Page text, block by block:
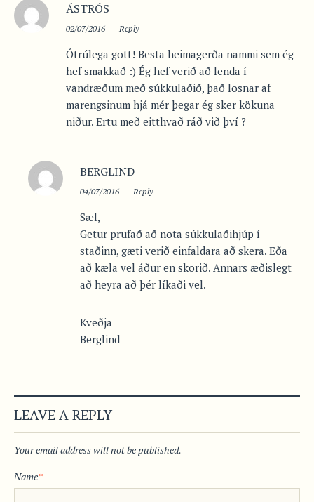
ÁSTRÓS
02/07/2016 Reply
Ótrúlega gott! Besta heimagerða nammi sem ég
hef smakkað :) Ég hef verið að lenda í
vandræðum með súkkulaðið, það losnar af
marengsinum hjá mér þegar ég sker kökuna
niður. Ertu með eitthvað ráð við því ?
BERGLIND
04/07/2016 Reply
Sæl,
Getur prufað að nota súkkulaðihjúp í
staðinn, gæti verið einfaldara að skera. Eða
að kæla vel áður en skorið. Annars æðislegt
að heyra að þér líkaði vel.
Kveðja
Berglind
LEAVE A REPLY
Your email address will not be published.
Name*